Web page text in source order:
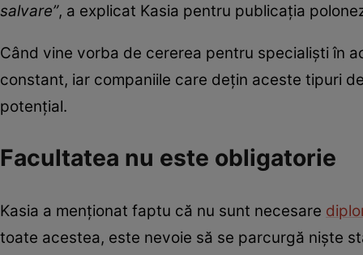
salvare”, a explicat Kasia pentru publicația
Când vine vorba de cererea pentru specialiști în
constant, iar companiile care dețin aceste tipuri
potențial.
Facultatea nu este obligatorie
Kasia a menționat faptu că nu sunt necesare
toate acestea, este nevoie să se parcurgă niște